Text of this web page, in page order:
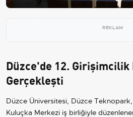
REKLAM
Düzce'de 12.
Gerçekleşti
Düzce Üniversitesi, Düzce
Kuluçka Merkezi iş birliğiyle